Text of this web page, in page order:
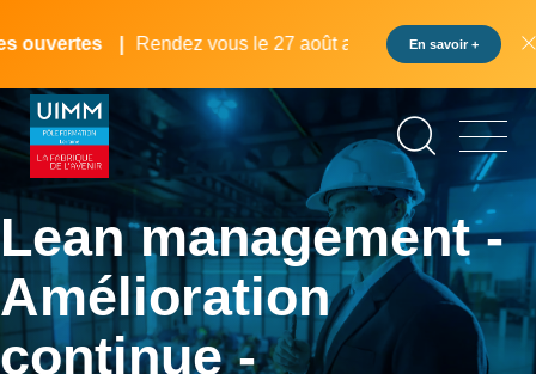
au
principal
Rendez vous le 27 août au pôle formation UIMM
En savoir +
Lean management -
Amélioration
continue -